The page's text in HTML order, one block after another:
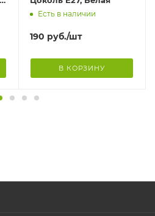
Есть в наличии
190 руб./шт
В КОРЗИНУ